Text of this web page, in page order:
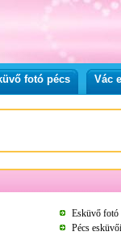
fotó pécs Vác
Esküvő fotó
Pécs